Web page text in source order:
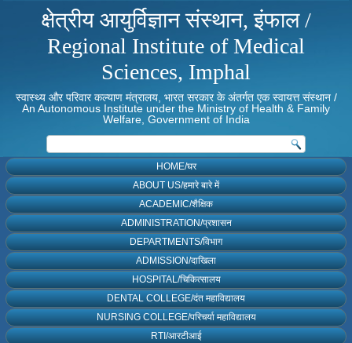
क्षेत्रीय आयुर्विज्ञान संस्थान, इंफाल /
Regional Institute of Medical
Sciences, Imphal
स्वास्थ्य और परिवार कल्याण मंत्रालय, भारत सरकार के अंतर्गत एक स्वायत्त संस्थान /
An Autonomous Institute under the Ministry of Health & Family
Welfare, Government of India
HOME/घर
ABOUT US/हमारे बारे में
ACADEMIC/शैक्षिक
ADMINISTRATION/प्रशासन
DEPARTMENTS/विभाग
ADMISSION/दाखिला
HOSPITAL/चिकित्सालय
DENTAL COLLEGE/दंत महाविद्यालय
NURSING COLLEGE/परिचर्या महाविद्यालय
RTI/आरटीआई